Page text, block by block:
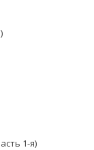
1-я)